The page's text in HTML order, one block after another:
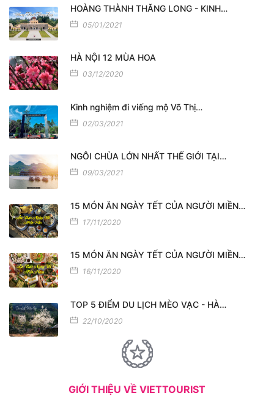
HOÀNG THÀNH THĂNG LONG - KINH…
05/01/2021
HÀ NỘI 12 MÙA HOA
03/12/2020
Kinh nghiệm đi viếng mộ Võ Thị…
02/03/2021
NGÔI CHÙA LỚN NHẤT THẾ GIỚI TẠI…
09/03/2021
15 MÓN ĂN NGÀY TẾT CỦA NGƯỜI MIỀN…
17/11/2020
15 MÓN ĂN NGÀY TẾT CỦA NGƯỜI MIỀN…
16/11/2020
TOP 5 ĐIỂM DU LỊCH MÈO VẠC - HÀ…
22/10/2020
GIỚI THIỆU VỀ VIETTOURIST